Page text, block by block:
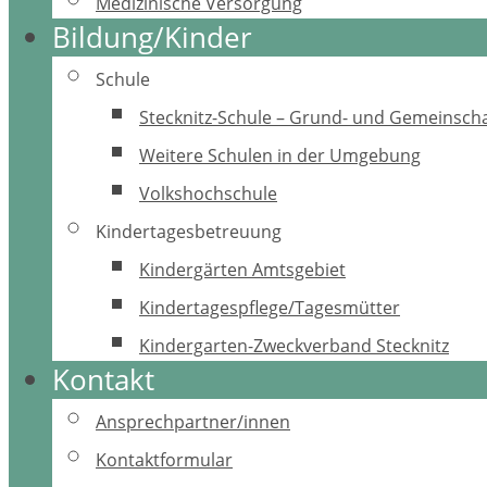
Bildung/Kinder
Schule
Stecknitz-Schule – Grund- und
Weitere Schulen in der Umgebung
Volkshochschule
Kindertagesbetreuung
Kindergärten Amtsgebiet
Kindertagespflege/Tagesmütter
Kindergarten-Zweckverband Stecknitz
Kontakt
Ansprechpartner/innen
Kontaktformular